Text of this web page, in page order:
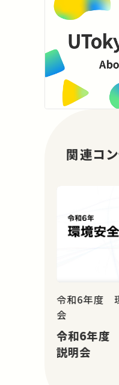
関連コ
令和6年度
会
令和6年度
説明会